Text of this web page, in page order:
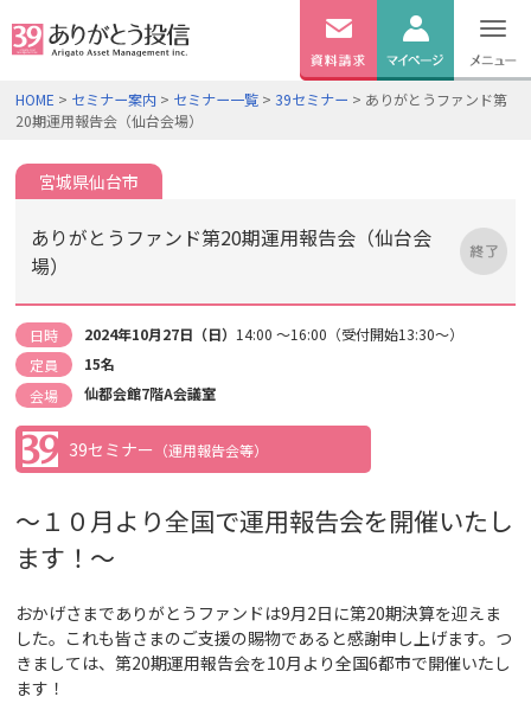
無料
資料 ログイン
HOME > セミナー案内 > セミナー一覧 >39セミナー > ありがとうファンド第
20期運用報告会（仙台会場）
宮城県仙台市
ありがとうファンド第20期運用報告会（仙台会
場）
日時 2024年10月27日（日） 14:00 ～16:00（受付開始13:30～）
定員
15名
会場
仙都会館7階A会議室
39セミナー （運用報告会等）
～１０月より全国で運用報告会を開催いたし
ます！ ～
おかげさまでありがとうファンドは9月2日に第20期決算を迎えま
した。これも皆さまのご支援の賜物であると感謝申し上げます。つ
きましては、第20期運用報告会を10月より全国6都市で開催いたし
ます！